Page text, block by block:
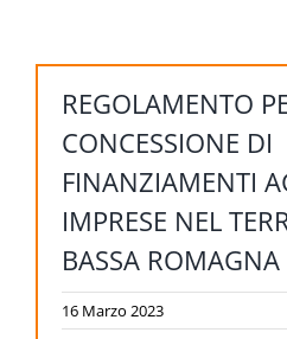
REGOLAMENTO
CONCESSIONE DI
FINANZIAMENTI
IMPRESE NEL
BASSA ROMAGNA
16 Marzo 2023